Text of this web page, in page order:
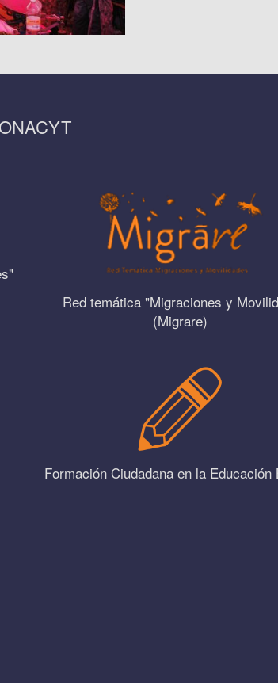
Red temática "Migraciones y
(Migrare)
Formación Ciudadana en la Educación